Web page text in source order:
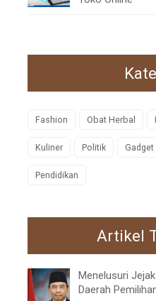
Fashion Obat Herbal
Kuliner Politik Gadget
Pendidikan
Artikel
Menelusuri
Daerah